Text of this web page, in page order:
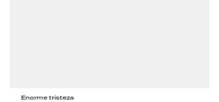
Enorme tristeza